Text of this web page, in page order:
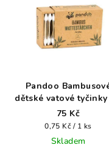
Pandoo
dětské vatové
uší s bio bavlnou 55
75 Kč
Měrná
cena:
0,75 Kč / 1 ks
Skladem